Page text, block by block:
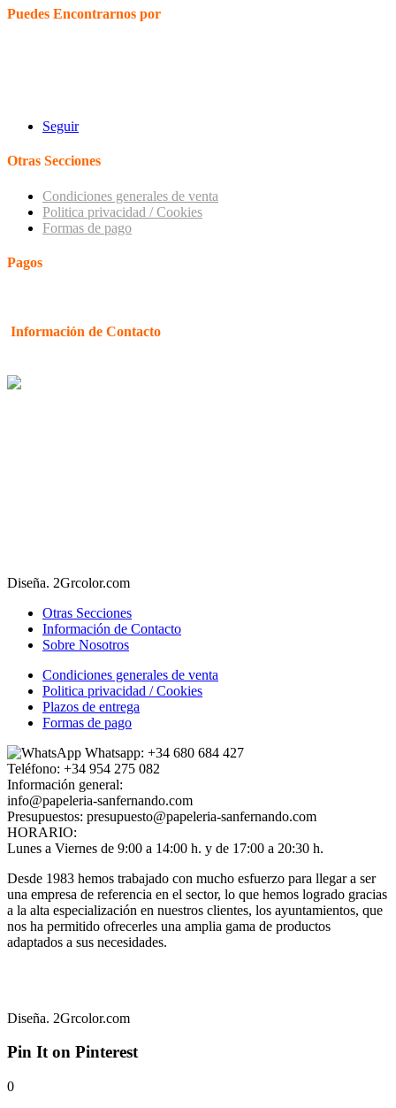
Puedes Encontrarnos por
Seguir
Otras Secciones
Condiciones generales de venta
Politica privacidad / Cookies
Formas de pago
Pagos
Información de Contacto
Diseña. 2Grcolor.com
Otras Secciones
Información de Contacto
Sobre Nosotros
Condiciones generales de venta
Politica privacidad / Cookies
Plazos de entrega
Formas de pago
Whatsapp: +34 680 684 427
Teléfono: +34 954 275 082
Información general:
info@papeleria-sanfernando.com
Presupuestos: presupuesto@papeleria-sanfernando.com
HORARIO:
Lunes a Viernes de 9:00 a 14:00 h. y de 17:00 a 20:30 h.
Desde 1983 hemos trabajado con mucho esfuerzo para llegar a ser
una empresa de referencia en el sector, lo que hemos logrado gracias
a la alta especialización en nuestros clientes, los ayuntamientos, que
nos ha permitido ofrecerles una amplia gama de productos
adaptados a sus necesidades.
Diseña. 2Grcolor.com
Pin It on Pinterest
0